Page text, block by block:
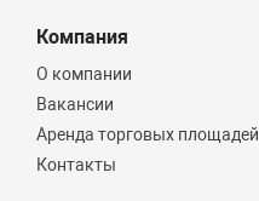
Компания
О компании
Вакансии
Аренда торговых площадей
Контакты